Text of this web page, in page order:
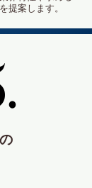
提案します。